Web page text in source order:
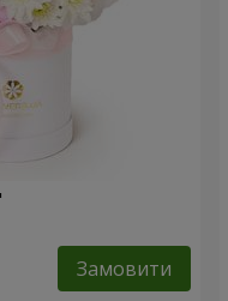
Замовити